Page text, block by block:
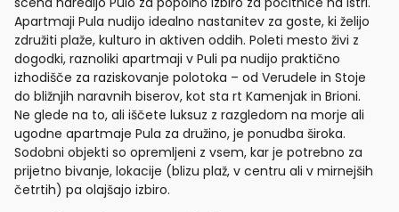
Apartmaji Pula nudijo idealno nastanitev za goste, ki želijo
združiti plaže, kulturo in aktiven oddih. Poleti mesto živi z
dogodki, raznoliki apartmaji v Puli pa nudijo praktično
izhodišče za raziskovanje polotoka – od Verudele in Stoje
do bližnjih naravnih biserov, kot sta rt Kamenjak in Brioni.
Ne glede na to, ali iščete luksuz z razgledom na morje ali
ugodne apartmaje Pula za družino, je ponudba široka.
Sodobni objekti so opremljeni z vsem, kar je potrebno za
prijetno bivanje, lokacije (blizu plaž, v centru ali v mirnejših
četrtih) pa olajšajo izbiro.